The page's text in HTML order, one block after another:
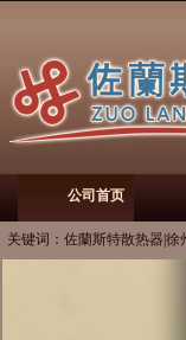
公司首页
关键词：佐蘭斯特散热器|